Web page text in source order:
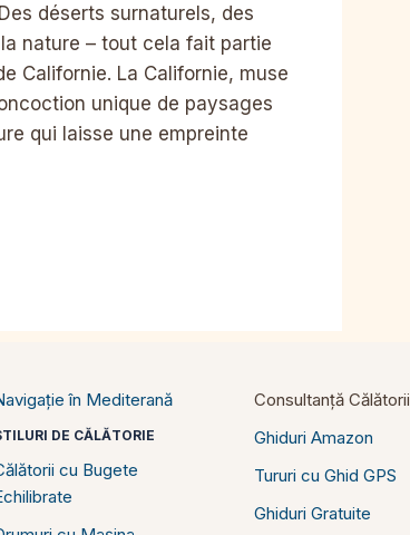
déserts surnaturels, des
nature – tout cela fait partie
Californie. La Californie, muse
unique de paysages
qui laisse une empreinte
în Mediterană
DE CĂLĂTORIE
cu Bugete
Consultanță Călătorii
Ghiduri Amazon
Tururi cu Ghid GPS
Ghiduri Gratuite